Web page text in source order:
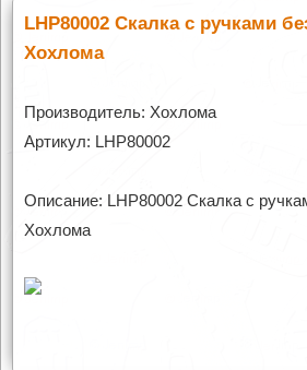
LHP80002 Скалка с ручками
Хохлома
Производитель: Хохлома
Артикул: LHP80002
Описание: LHP80002 Скалка с
Хохлома